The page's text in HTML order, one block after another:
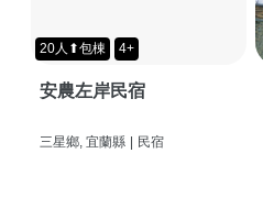
20人⬆包棟 4+
安農左岸民宿
三星鄉, 宜蘭縣 | 民宿